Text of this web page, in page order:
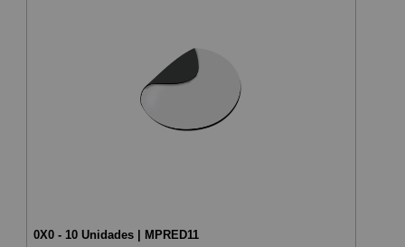
0X0 - 10 Unidades | MPRED11